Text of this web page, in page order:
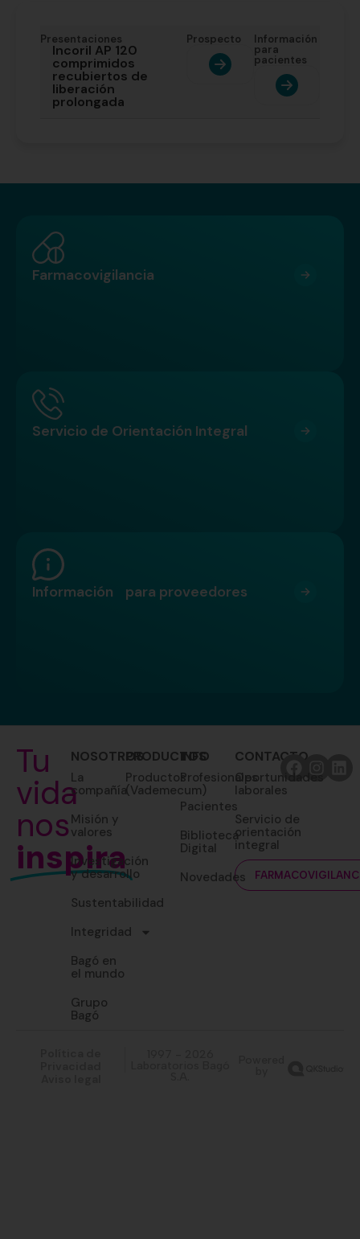
Presentaciones
Incoril AP 120
comprimidos
recubiertos de
liberación
prolongada
Prospecto Información
para
pacientes
Farmacovigilancia
Servicio de Orientación Integral
Información para proveedores
Tu
vida
nos
inspira
NOSOTROS
La
compañía
Misión y
valores
Investigación
y desarrollo
Sustentabilidad
Integridad
Bagó en
el mundo
Grupo
Bagó
PRODUCTOS
Productos
(Vademecum)
INFO
Profesionales
Pacientes
Biblioteca
Digital
Novedades
CONTACTO
Oportunidades
laborales
Servicio de
orientación
integral